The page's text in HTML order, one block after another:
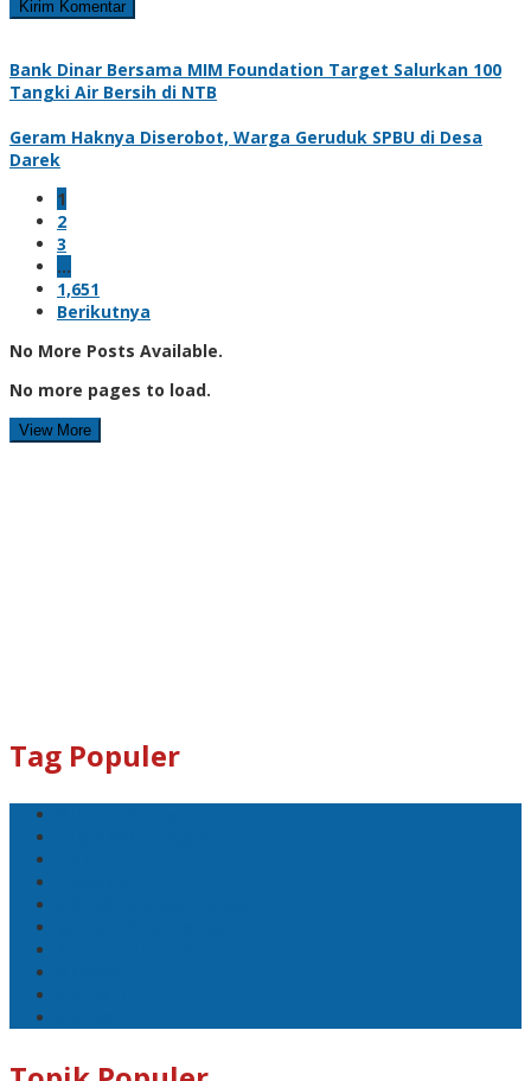
Bank Dinar Bersama MIM Foundation Target Salurkan 100
Tangki Air Bersih di NTB
Geram Haknya Diserobot, Warga Geruduk SPBU di Desa
Darek
1
2
3
…
1,651
Berikutnya
No More Posts Available.
No more pages to load.
View More
Tag Populer